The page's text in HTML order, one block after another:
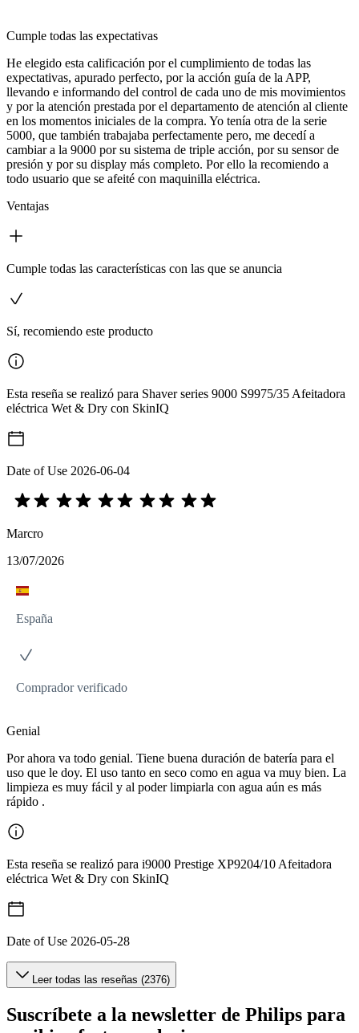
Cumple todas las expectativas
He elegido esta calificación por el cumplimiento de todas las
expectativas, apurado perfecto, por la acción guía de la APP,
llevando e informando del control de cada uno de mis movimientos
y por la atención prestada por el departamento de atención al cliente
en los momentos iniciales de la compra. Yo tenía otra de la serie
5000, que también trabajaba perfectamente pero, me decedí a
cambiar a la 9000 por su sistema de triple acción, por su sensor de
presión y por su display más completo. Por ello la recomiendo a
todo usuario que se afeité con maquinilla eléctrica.
Ventajas
Cumple todas las características con las que se anuncia
Sí, recomiendo este producto
Esta reseña se realizó para Shaver series 9000 S9975/35 Afeitadora
eléctrica Wet & Dry con SkinIQ
Date of Use 2026-06-04
Marcro
13/07/2026
España
Comprador verificado
Genial
Por ahora va todo genial. Tiene buena duración de batería para el
uso que le doy. El uso tanto en seco como en agua va muy bien. La
limpieza es muy fácil y al poder limpiarla con agua aún es más
rápido .
Esta reseña se realizó para i9000 Prestige XP9204/10 Afeitadora
eléctrica Wet & Dry con SkinIQ
Date of Use 2026-05-28
Leer todas las reseñas (2376)
Suscríbete a la newsletter de Philips para